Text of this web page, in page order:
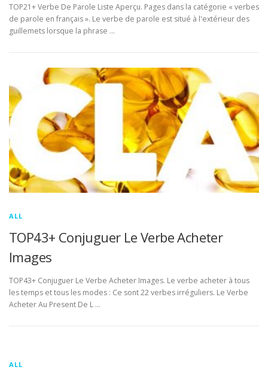
TOP21+ Verbe De Parole Liste Aperçu. Pages dans la catégorie « verbes
de parole en français ». Le verbe de parole est situé à l'extérieur des
guillemets lorsque la phrase …
ALL
TOP43+ Conjuguer Le Verbe Acheter
Images
TOP43+ Conjuguer Le Verbe Acheter Images. Le verbe acheter à tous
les temps et tous les modes : Ce sont 22 verbes irréguliers. Le Verbe
Acheter Au Present De L …
ALL